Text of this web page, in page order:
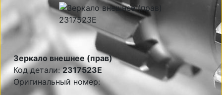
Зеркало внешнее (прав)
Код детали:2317523E
Оригинальный номер: